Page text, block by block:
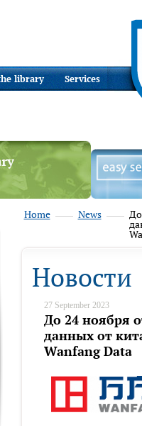
library Services
Home News
Новости
27 September 2023
До 24 ноября
данных от
Wanfang Data